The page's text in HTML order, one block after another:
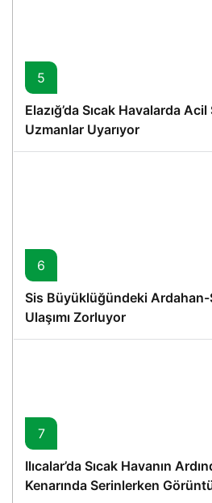
5
Elazığ’da Sıcak Havalarda
Uzmanlar Uyarıyor
6
Sis Büyüklüğündeki Ardahan-
Ulaşımı Zorluyor
7
Ilıcalar’da Sıcak Havanın
Kenarında Serinlerken